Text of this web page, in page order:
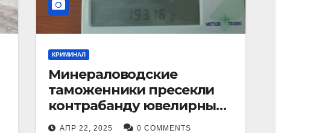
КРИМИНАЛ
Минераловодские
таможенники пресекли
контрабанду ювелирных
изделий на 2 млн рублей
АПР 22, 2025 0 COMMENTS